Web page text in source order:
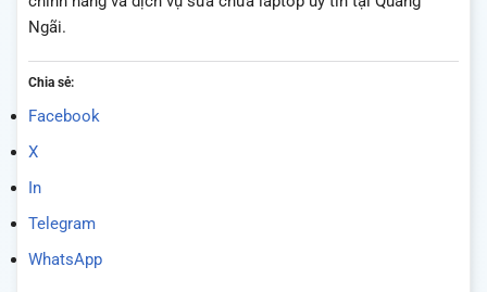
Ngãi.
Chia sẻ:
Facebook
X
In
Telegram
WhatsApp